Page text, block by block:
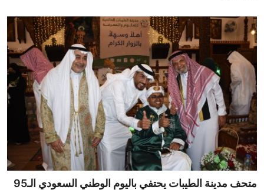
الرياضة
المحافظات
المجتمع والمنوعات
أراء و مقالات
فيديوهات
متحف مدينة الطيبات يحتفي باليوم الوطني السعودي الـ95